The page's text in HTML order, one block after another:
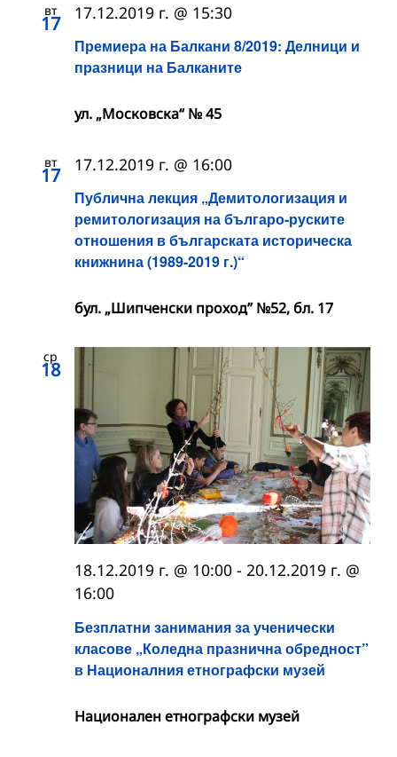
вт
17
Премиера на Балкани 8/2019: Делници и
празници на Балканите
17.12.2019 г. @ 15:30
ул. „Московска“ № 45
вт
17
Публична лекция „Демитологизация и
ремитологизация на българо-руските
отношения в българската историческа
книжнина (1989-2019 г.)“
17.12.2019 г. @ 16:00
бул. „Шипченски проход” №52, бл. 17
ср
18
Безплатни занимания за ученически
класове „Коледна празнична обредност”
в Националния етнографски музей
18.12.2019 г. @ 10:00 - 20.12.2019 г. @
16:00
Национален етнографски музей